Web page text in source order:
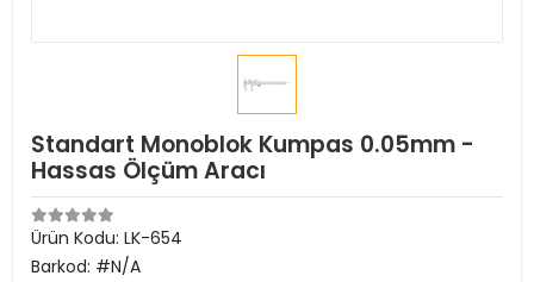
Standart Monoblok Kumpas 0.05mm -
Hassas Ölçüm Aracı
Ürün Kodu: LK-654
Barkod: #N/A